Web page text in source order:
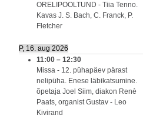
ORELIPOOLTUND - Tiia Tenno.
Kavas J. S. Bach, C. Franck, P.
Fletcher
P, 16. aug 2026
11:00 – 12:30
Missa - 12. pühapäev pärast
nelipüha. Enese läbikatsumine.
õpetaja Joel Siim, diakon Renè
Paats, organist Gustav - Leo
Kivirand